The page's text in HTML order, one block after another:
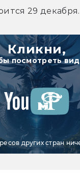
29 декабря.
Кликни,
посмотреть
других стран